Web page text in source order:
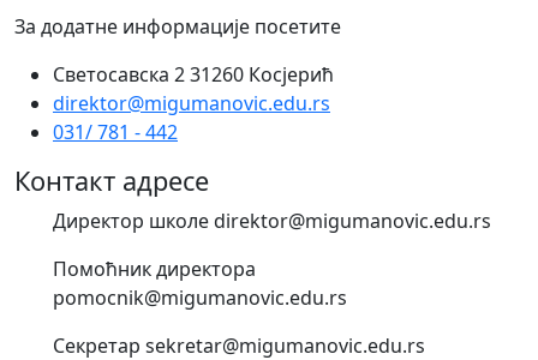
За додатне информације посетите
Светосавска 2 31260 Косјерић
direktor@migumanovic.edu.rs
031/ 781 - 442
Контакт адресе
Директор школе direktor@migumanovic.edu.rs
Помоћник директора
pomocnik@migumanovic.edu.rs
Секретар sekretar@migumanovic.edu.rs